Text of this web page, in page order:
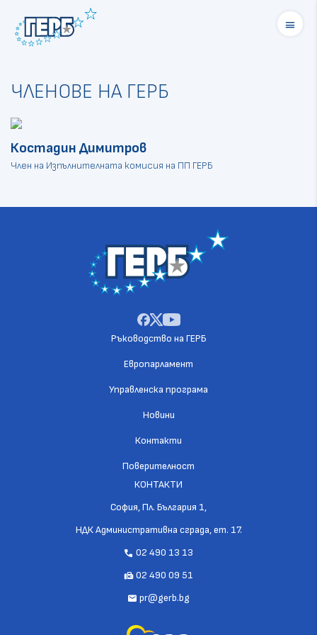
menu
ЧЛЕНОВЕ НА ГЕРБ
Костадин Димитров
Член на Изпълнителната комисия на ПП ГЕРБ
Ръководство на ГЕРБ
Европарламент
Управленска програма
Новини
Контакти
Поверителност
КОНТАКТИ
София, Пл. България 1,
НДК Административна сграда, ет. 17.
call 02 490 13 13
fax02 490 09 51
mail pr@gerb.bg